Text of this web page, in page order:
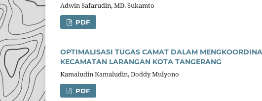
Adwin Safarudin, MD. Sukamto
PDF
OPTIMALISASI TUGAS CAMAT DALAM
KECAMATAN LARANGAN KOTA TANGERANG
Kamaludin Kamaludin, Doddy Mulyono
PDF